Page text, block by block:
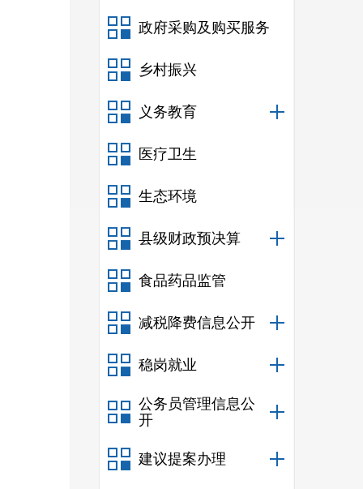
政府采购及购买服务
乡村振兴
义务教育
医疗卫生
生态环境
县级财政预决算
食品药品监管
减税降费信息公开
稳岗就业
公务员管理信息公
开
建议提案办理